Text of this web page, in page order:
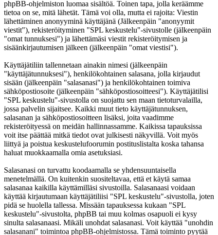
phpBB-ohjelmiston luomaa sisältöä. Toinen tapa, jolla keräämme
tietoa on se, mitä lähetät. Tämä voi olla, mutta ei rajoita: Viestin
lähettäminen anonyyminä käyttäjänä (Jälkeenpäin "anonyymit
viestit"), rekisteröityminen "SPL keskustelu"-sivustolle (jälkeenpäin
"omat tunnuksesi") ja lähettämäsi viestit rekisteröitymisen ja
sisäänkirjautumisen jälkeen (jälkeenpäin "omat viestisi").
Käyttäjätiliin tallennetaan ainakin nimesi (jälkeenpäin
"käyttäjätunnuksesi"), henkilökohtainen salasana, jolla kirjaudut
sisään (jälkeenpäin "salasanasi") ja henkilökohtainen toimiva
sähköpostiosoite (jälkeenpäin "sähköpostiosoitteesi"). Käyttäjätilisi
"SPL keskustelu"-sivustolla on suojattu sen maan tietoturvalailla,
jossa palvelin sijaitsee. Kaikki muut tieto käyttäjätunnuksen,
salasanan ja sähköpostiosoitteen lisäksi, joita vaadimme
rekisteröityessä on meidän hallinnassamme. Kaikissa tapauksissa
voit itse päättää mitkä tiedot ovat julkisesti näkyvillä. Voit myös
liittyä ja poistua keskustelufoorumin postituslistalta koska tahansa
haluat muokkaamalla omia asetuksiasi.
Salasanasi on turvattu koodaamalla se yhdensuuntaisella
menetelmällä. On kuitenkin suositeltavaa, että et käytä samaa
salasanaa kaikilla käyttämilläsi sivustoilla. Salasanaasi voidaan
käyttää kirjautumaan käyttäjätiliisi "SPL keskustelu"-sivustolla, joten
pidä se huolella tallessa. Missään tapauksessa kukaan "SPL
keskustelu"-sivustolta, phpBB tai muu kolmas osapuoli ei kysy
sinulta salasanaasi. Mikäli unohdat salasanasi. Voit käyttää "unohdin
salasanani" toimintoa phpBB-ohjelmistossa. Tämä toiminto pyytää